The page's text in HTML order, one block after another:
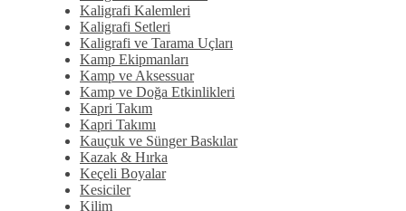
Kaligrafi Kalemleri
Kaligrafi Setleri
Kaligrafi ve Tarama Uçları
Kamp Ekipmanları
Kamp ve Aksessuar
Kamp ve Doğa Etkinlikleri
Kapri Takım
Kapri Takımı
Kauçuk ve Sünger Baskılar
Kazak & Hırka
Keçeli Boyalar
Kesiciler
Kilim